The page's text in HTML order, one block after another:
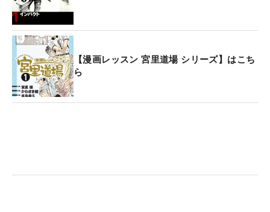
【漫画レッスン 宮里道場 シリーズ】はこち
ら